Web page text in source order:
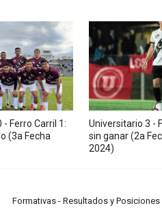
Ferro Carril 1:
(3a Fecha
Universitario 3 -
sin ganar (2a
2024)
Formativas - Resultados y Posiciones